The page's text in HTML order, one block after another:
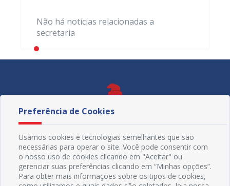
Não há notícias relacionadas a
secretaria
Preferência de Cookies
Usamos cookies e tecnologias semelhantes que são
necessárias para operar o site. Você pode consentir com
o nosso uso de cookies clicando em "Aceitar" ou
gerenciar suas preferências clicando em “Minhas opções”.
Para obter mais informações sobre os tipos de cookies,